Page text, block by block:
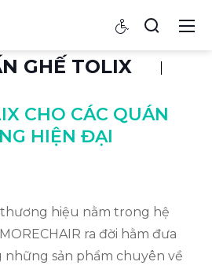
GHẾ TOLIX
CHO CÁC QUÁN
HIỆN ĐẠI
thương hiệu nằm trong hệ
ra đời hằm đưa
sản phẩm chuyên về